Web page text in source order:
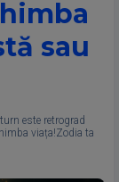
sau
este retrograd
viața!Zodia ta